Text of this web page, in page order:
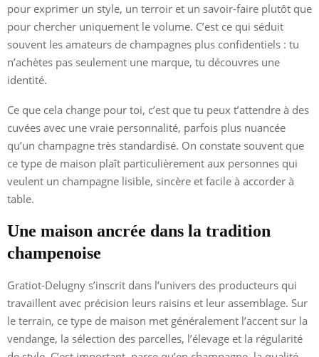
pour exprimer un style, un terroir et un savoir-faire plutôt que
pour chercher uniquement le volume. C’est ce qui séduit
souvent les amateurs de champagnes plus confidentiels : tu
n’achètes pas seulement une marque, tu découvres une
identité.
Ce que cela change pour toi, c’est que tu peux t’attendre à des
cuvées avec une vraie personnalité, parfois plus nuancée
qu’un champagne très standardisé. On constate souvent que
ce type de maison plaît particulièrement aux personnes qui
veulent un champagne lisible, sincère et facile à accorder à
table.
Une maison ancrée dans la tradition
champenoise
Gratiot-Delugny s’inscrit dans l’univers des producteurs qui
travaillent avec précision leurs raisins et leur assemblage. Sur
le terrain, ce type de maison met généralement l’accent sur la
vendange, la sélection des parcelles, l’élevage et la régularité